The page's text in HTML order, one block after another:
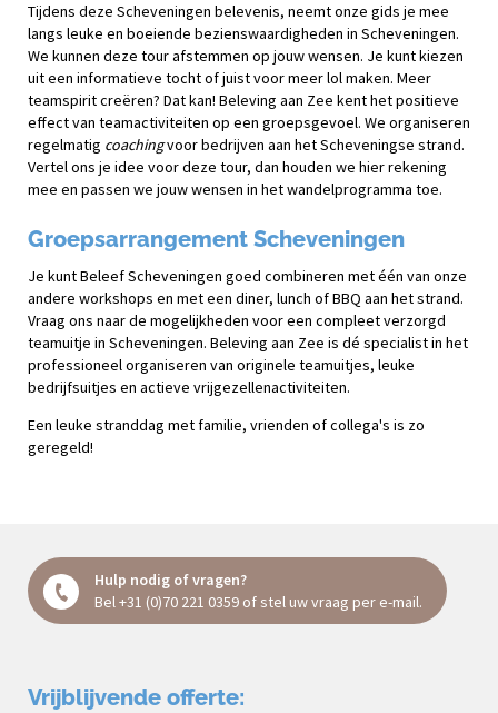
Tijdens deze Scheveningen belevenis, neemt onze gids je mee
langs leuke en boeiende bezienswaardigheden in Scheveningen.
We kunnen deze tour afstemmen op jouw wensen. Je kunt kiezen
uit een informatieve tocht of juist voor meer lol maken. Meer
teamspirit creëren? Dat kan! Beleving aan Zee kent het positieve
effect van teamactiviteiten op een groepsgevoel. We organiseren
regelmatig coachingvoor bedrijven aan het Scheveningse strand.
Vertel ons je idee voor deze tour, dan houden we hier rekening
mee en passen we jouw wensen in het wandelprogramma toe.
Groepsarrangement Scheveningen
Je kunt Beleef Scheveningen goed combineren met één van onze
andere workshops en met een diner, lunch of BBQ aan het strand.
Vraag ons naar de mogelijkheden voor een compleet verzorgd
teamuitje in Scheveningen. Beleving aan Zee is dé specialist in het
professioneel organiseren van originele teamuitjes, leuke
bedrijfsuitjes en actieve vrijgezellenactiviteiten.
Een leuke stranddag met familie, vrienden of collega's is zo
geregeld!
Hulp nodig of vragen?
Bel+31 (0)70 221 0359 of stel uw vraag per e-mail.
Vrijblijvende offerte: